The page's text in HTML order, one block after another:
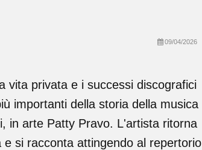
09/04/2026
vita privata e i successi discografici
importanti della storia della musica
in arte Patty Pravo. L'artista ritorna
e si racconta attingendo al repertorio